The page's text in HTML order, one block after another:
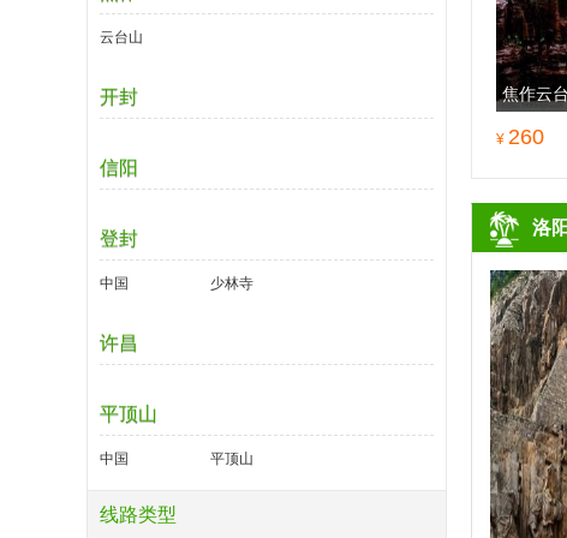
云台山
开封
信阳
登封
中国 少林寺
许昌
平顶山
中国 平顶山
线路类型
焦作云
¥ 260
洛阳